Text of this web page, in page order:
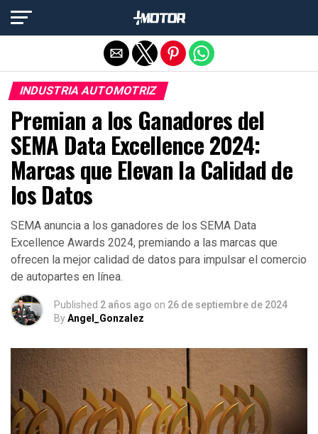
INDUSTRIA AUTOMOTRIZ
Premian a los Ganadores del
SEMA Data Excellence 2024:
Marcas que Elevan la Calidad de
los Datos
SEMA anuncia a los ganadores de los SEMA Data
Excellence Awards 2024, premiando a las marcas que
ofrecen la mejor calidad de datos para impulsar el comercio
de autopartes en línea.
Published 2 años ago on 26 de septiembre de 2024
ByAngel_Gonzalez
Salir de la versión móvil